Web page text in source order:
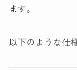
ます。
以下のような仕